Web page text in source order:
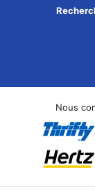
Nous